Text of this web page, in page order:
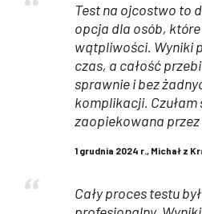
Test na ojcostwo to
opcja dla osób,
wątpliwości. Wyniki
czas, a całość
sprawnie i bez
komplikacji. Czułam
zaopiekowana przez
1 grudnia 2024 r., Michał z
Cały proces testu